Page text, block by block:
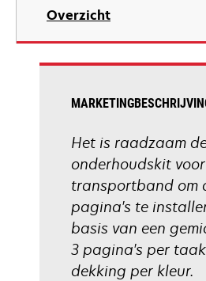
Overzicht
Het is raadzaam
onderhoudskit
transportband om
pagina's te
basis van een
3 pagina's per taak
dekking per kleur.